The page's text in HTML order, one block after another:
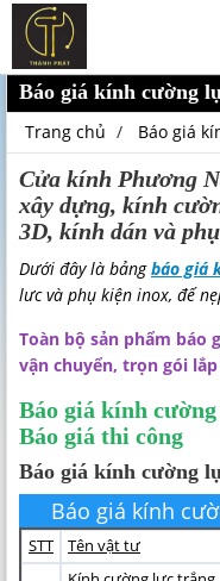
Báo giá kính cường
Trang chủ Báo giá
Cửa kính Phương
xây dựng, kính
3D, kính dán và
Dưới đây là bảngbáo giá
lưc và phụ kiện inox, đế
Toàn bộ sản phẩm báo
vận chuyển, trọn gói
Báo giá kính
Báo giá thi công
Báo giá kính cường
Báo giá kính
STT Tên vật tư